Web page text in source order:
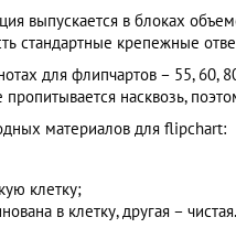
выпускается в блоках
стандартные крепежные
для флипчартов – 55,
насквозь,
материалов для flipchart:
клетку;
в клетку, другая – чистая.